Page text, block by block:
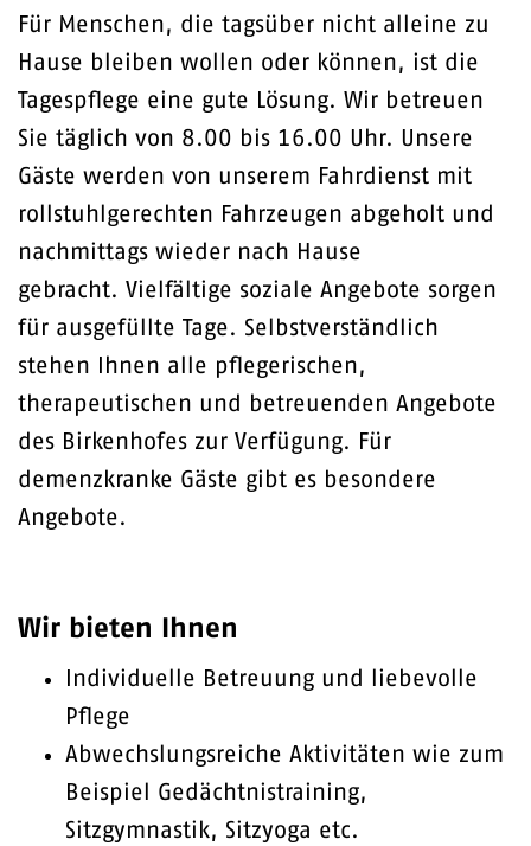
Für Menschen, die tagsüber nicht alleine zu
Hause bleiben wollen oder können, ist die
Tagespflege eine gute Lösung. Wir betreuen
Sie täglich von 8.00 bis 16.00 Uhr. Unsere
Gäste werden von unserem Fahrdienst mit
rollstuhlgerechten Fahrzeugen abgeholt und
nachmittags wieder nach Hause
gebracht. Vielfältige soziale Angebote sorgen
für ausgefüllte Tage. Selbstverständlich
stehen Ihnen alle pflegerischen,
therapeutischen und betreuenden Angebote
des Birkenhofes zur Verfügung. Für
demenzkranke Gäste gibt es besondere
Angebote.
Wir bieten Ihnen
Individuelle Betreuung und liebevolle
Pflege
Abwechslungsreiche Aktivitäten wie zum
Beispiel Gedächtnistraining,
Sitzgymnastik, Sitzyoga etc.